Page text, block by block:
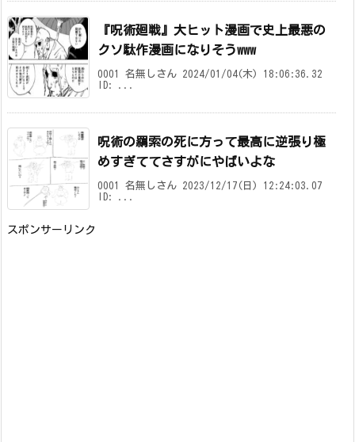
『呪術廻戦』大ヒット漫画で史上最悪の
クソ駄作漫画になりそうwww
0001 名無しさん 2024/01/04(木) 18:06:36.32
ID: ...
呪術の羂索の死に方って最高に逆張り極
めすぎててさすがにやばいよな
0001 名無しさん 2023/12/17(日) 12:24:03.07
ID: ...
スポンサーリンク